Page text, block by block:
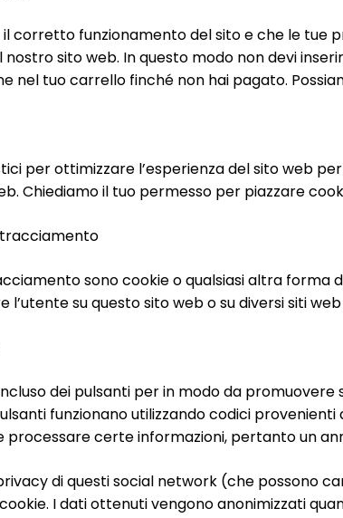
corretto funzionamento del sito e che le tue
sito web. In questo modo non devi
nel tuo carrello finché non hai pagato.
per ottimizzare l’esperienza del sito web
Chiediamo il tuo permesso per piazzare
sono cookie o qualsiasi altra forma
su questo sito web o su diversi siti
dei pulsanti per in modo da promuovere
funzionano utilizzando codici
processare certe informazioni, pertanto un
di questi social network (che
I dati ottenuti vengono anonimizzati